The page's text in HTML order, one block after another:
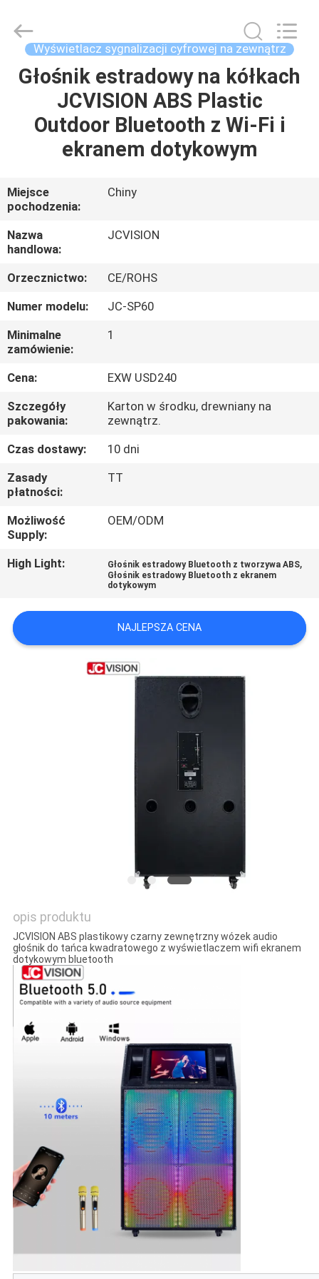
DOM
PRODUKTY
NAS
WYCIECZKA
PO
FABRYCE
KONTROLA
JAKOŚCI
SKONTAKTUJ
SIĘ
Z
NAMI
AKTUALNOŚCI
WSZYSTKIE
POPROSIĆ
WYCENĘ
Interactive
Technology
Rights
Reserved.
Wyświetlacz sygnalizacji cyfrowej na zewnątrz
Głośnik estradowy na kółkach
JCVISION ABS Plastic
Outdoor Bluetooth z Wi-Fi i
ekranem dotykowym
Miejsce
pochodzenia:
Chiny
Nazwa
handlowa:
JCVISION
Orzecznictwo:
CE/ROHS
Numer modelu:
JC-SP60
Minimalne
zamówienie:
1
Cena:
EXW USD240
Szczegóły
pakowania:
Karton w środku, drewniany na
zewnątrz.
Czas dostawy:
10 dni
Zasady
płatności:
TT
Możliwość
Supply:
OEM/ODM
High Light: Głośnik estradowy Bluetooth z tworzywa ABS,
Głośnik estradowy Bluetooth z ekranem
dotykowym
NAJLEPSZA CENA
opis produktu
JCVISION ABS plastikowy czarny zewnętrzny wózek audio
głośnik do tańca kwadratowego z wyświetlaczem wifi ekranem
dotykowym bluetooth